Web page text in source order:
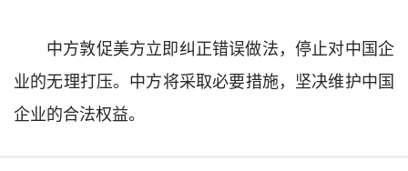
中方敦促美方立即纠正错误做法，停止对中国企
业的无理打压。中方将采取必要措施，坚决维护中国
企业的合法权益。